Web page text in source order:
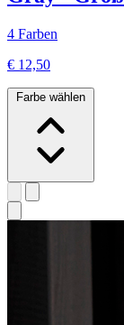
4 Farben
€ 12,50
Farbe wählen